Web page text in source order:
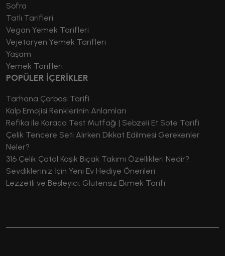
Sofra
Tatlı Tarifleri
Vegan Yemek Tarifleri
Vejetaryen Yemek Tarifleri
Yaşam
Yemek Tarifleri
POPÜLER İÇERİKLER
Tarhana Çorbası Tarifi
Kalp Emojisi Renklerinin Anlamları
Refika ile Karaca Test Mutfağı | Sebzeli Et Sote Tarifi
Çelik Tencere Seti Alırken Dikkat Edilmesi Gerekenler
Neler?
316 Çelik Çatal Kaşık Bıçak Takımı Özellikleri Nedir?
Sevdikleriniz İçin Yeni Ev Hediye Önerileri
Lezzetli ve Besleyici: Glutensiz Ekmek Tarifi